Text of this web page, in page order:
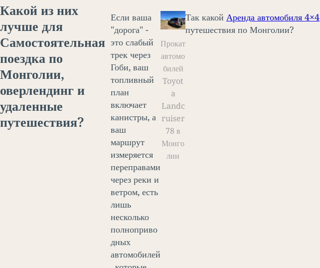
Какой из них
лучше для
Самостоятельная
поездка по
Монголии,
оверлендинг и
удаленные
путешествия?
Если ваша
"дорога" -
это слабый
трек через
Гоби, ваш
топливный
план
включает
канистры, а
ваш
маршрут
измеряется
переправами
через реки и
ветром, есть
лишь
несколько
полноприво
дных
автомобилей
Прокат
автомо
билей
Toyot
a
Landc
ruiser
78 в
Монго
лии
Так какой Аренда автомобиля 4×4
путешествия по Монголии?